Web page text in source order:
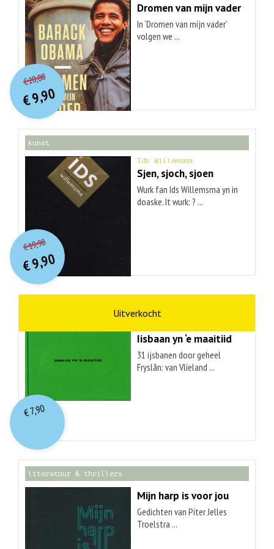
Dromen van mijn vader
In ‘Dromen van mijn vader’
volgen we ...
€20,00O
orspr
onkelijke
prijs
was:
€ 20,00.
€9,90
Huidige
prijs
is:
€ 9,90.
kunst
Ids Willemsma
Sjen, sjoch, sjoen
Wurk fan Ids Willemsma yn in
doaske. It wurk: ? ...
€19,90O
orspr
onkelijke
prijs
was:
€ 19,90.
€9,90
Huidige
prijs
is:
€ 9,90.
Iisbaan yn ‘e maaitiid
31 ijsbanen door geheel
Fryslân: van Vlieland ...
€7,90
literatuur & thrillers
Mijn harp is voor jou
Gedichten van Piter Jelles
Troelstra ...